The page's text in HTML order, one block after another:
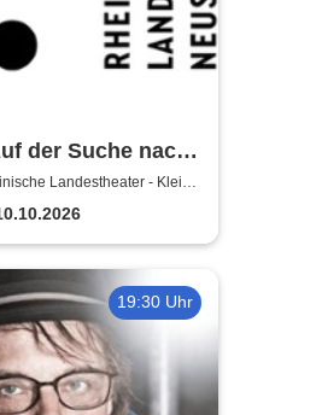
der Suche nach
Glück - Das
Landestheater
Landestheater - Kleine
19:30 Uhr